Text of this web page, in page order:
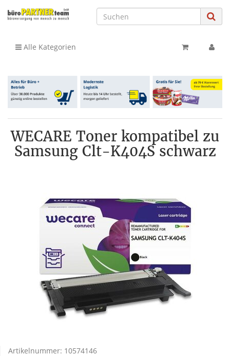
Alle Kategorien
WECARE Toner kompatibel zu
Samsung Clt-K404S schwarz
Artikelnummer: 10574146